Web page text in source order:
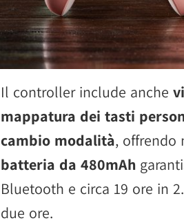
Il controller include anche
mappatura dei tasti
cambio modalità, offrendo
batteria da 480mAh
Bluetooth e circa 19 ore in
due ore.